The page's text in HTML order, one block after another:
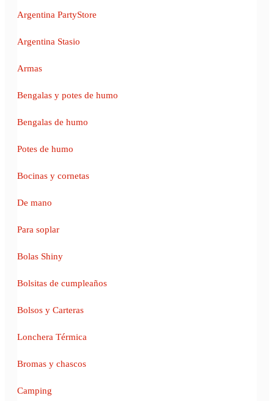
Argentina PartyStore
Argentina Stasio
Armas
Bengalas y potes de humo
Bengalas de humo
Potes de humo
Bocinas y cornetas
De mano
Para soplar
Bolas Shiny
Bolsitas de cumpleaños
Bolsos y Carteras
Lonchera Térmica
Bromas y chascos
Camping